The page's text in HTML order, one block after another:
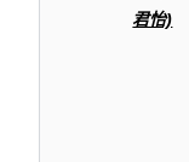
君怡)